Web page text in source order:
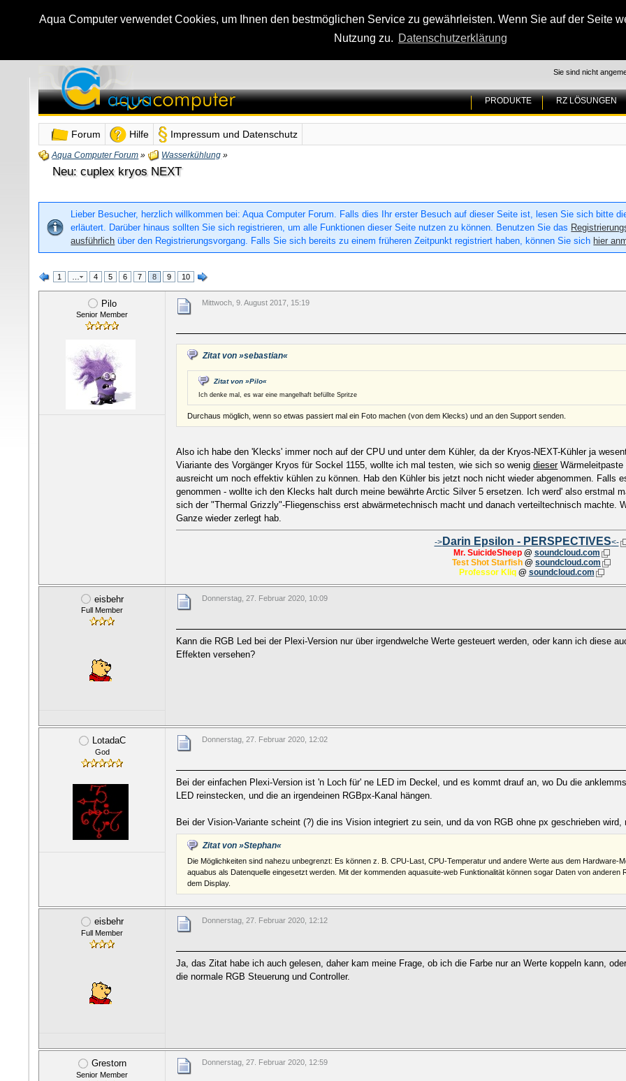
Aqua Computer verwendet Cookies, um Ihnen den bestmöglichen Service zu gewährleisten. Wenn Sie auf der Seite
Nutzung zu. Datenschutzerklärung
Sie sind nicht
PRODUKTE RZ LÖSUNGEN
Forum Hilfe Impressum und Datenschutz
Aqua Computer Forum » Wasserkühlung »
Neu: cuplex kryos NEXT
Lieber Besucher, herzlich willkommen bei: Aqua Computer Forum. Falls dies Ihr erster Besuch auf dieser Seite ist, lesen Sie sich bitte
erläutert. Darüber hinaus sollten Sie sich registrieren, um alle Funktionen dieser Seite nutzen zu können. Benutzen Sie das
ausführlich über den Registrierungsvorgang. Falls Sie sich bereits zu einem früheren Zeitpunkt registriert haben, können Sie sich hier
1 … 4 5 6 7 8 9 10
Pilo
Senior Member
Mittwoch, 9. August 2017, 15:19
Zitat von »sebastian«
Zitat von »Pilo«
Ich denke mal, es war eine mangelhaft befüllte Spritze
Durchaus möglich, wenn so etwas passiert mal ein Foto machen (von dem Klecks) und an den Support senden.
Also ich habe den 'Klecks' immer noch auf der CPU und unter dem Kühler, da der Kryos-NEXT-Kühler ja
Viariante des Vorgänger Kryos für Sockel 1155, wollte ich mal testen, wie sich so wenigdieserWärmeleitpaste
ausreicht um noch effektiv kühlen zu können. Hab den Kühler bis jetzt noch nicht wieder abgenommen. Falls
genommen - wollte ich den Klecks halt durch meine bewährte Arctic Silver 5 ersetzen. Ich werd' also erstmal
sich der "Thermal Grizzly"-Fliegenschiss erst abwärmetechnisch macht und danach verteiltechnisch machte.
Ganze wieder zerlegt hab.
->Darin Epsilon - PERSPECTIVES<-
Mr. SuicideSheep@ soundcloud.com
Test Shot Starfish @ soundcloud.com
Professor Kliq@ soundcloud.com
eisbehr
Full Member
Donnerstag, 27. Februar 2020, 10:09
Kann die RGB Led bei der Plexi-Version nur über irgendwelche Werte gesteuert werden, oder kann ich diese
Effekten versehen?
LotadaC
God
Donnerstag, 27. Februar 2020, 12:02
Bei der einfachen Plexi-Version ist 'n Loch für' ne LED im Deckel, und es kommt drauf an, wo Du die
LED reinstecken, und die an irgendeinen RGBpx-Kanal hängen.
Bei der Vision-Variante scheint (?) die ins Vision integriert zu sein, und da von RGB ohne px geschrieben
Zitat von »Stephan«
Die Möglichkeiten sind nahezu unbegrenzt: Es können z. B. CPU-Last, CPU-Temperatur und andere Werte aus dem
aquabus als Datenquelle eingesetzt werden. Mit der kommenden aquasuite-web Funktionalität können sogar Daten von
dem Display.
eisbehr
Full Member
Donnerstag, 27. Februar 2020, 12:12
Ja, das Zitat habe ich auch gelesen, daher kam meine Frage, ob ich die Farbe nur an Werte koppeln kann,
die normale RGB Steuerung und Controller.
Grestorn
Senior Member
Donnerstag, 27. Februar 2020, 12:59